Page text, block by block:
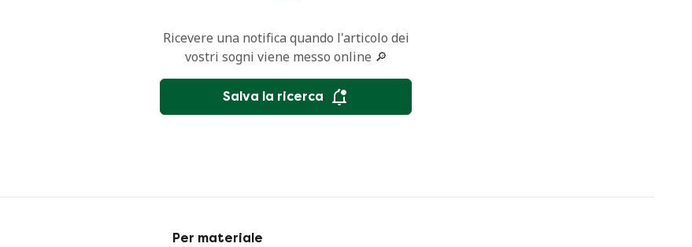
Ricevere una notifica quando l'articolo dei
vostri sogni viene messo online 🔎
Salva la ricerca
Per materiale